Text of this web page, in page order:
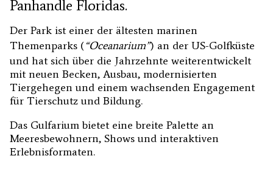
Panhandle Floridas.
Der Park ist einer der ältesten marinen
Themenparks ( “Oceanarium”) an der US-Golfküste
und hat sich über die Jahrzehnte weiterentwickelt
mit neuen Becken, Ausbau, modernisierten
Tiergehegen und einem wachsenden Engagement
für Tierschutz und Bildung.
Das Gulfarium bietet eine breite Palette an
Meeresbewohnern, Shows und interaktiven
Erlebnisformaten.